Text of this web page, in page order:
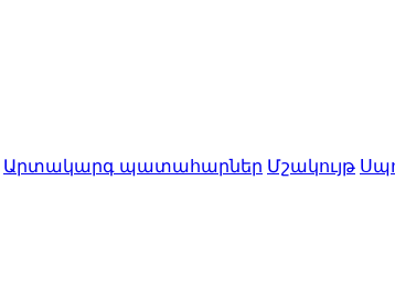
Արտակարգ պատահարներ Մշակույթ